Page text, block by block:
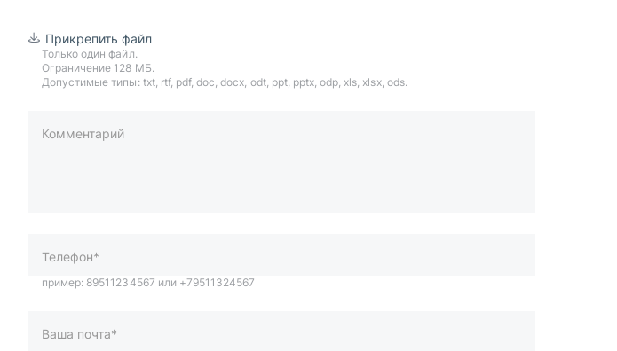
Прикрепить файл
Только один файл.
Ограничение 128 МБ.
Допустимые типы: txt, rtf, pdf, doc, docx, odt, ppt, pptx, odp, xls, xlsx, ods.
Комментарий
пример: 89511234567 или +79511324567
Отправить